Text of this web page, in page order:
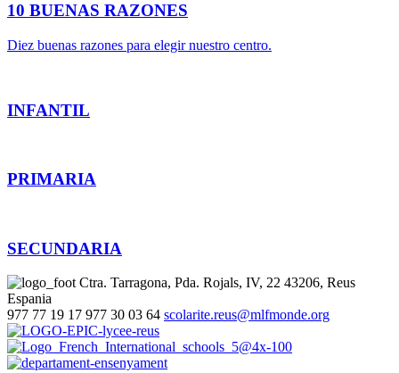
10 BUENAS RAZONES
Diez buenas razones para elegir nuestro centro.
INFANTIL
PRIMARIA
SECUNDARIA
Ctra. Tarragona, Pda. Rojals, IV, 22 43206, Reus
Espania
977 77 19 17 977 30 03 64 scolarite.reus@mlfmonde.org